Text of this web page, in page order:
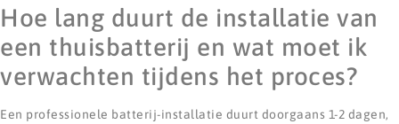
Hoe lang duurt de installatie van
een thuisbatterij en wat moet ik
verwachten tijdens het proces?
Een professionele batterij-installatie duurt doorgaans 1-2 dagen,